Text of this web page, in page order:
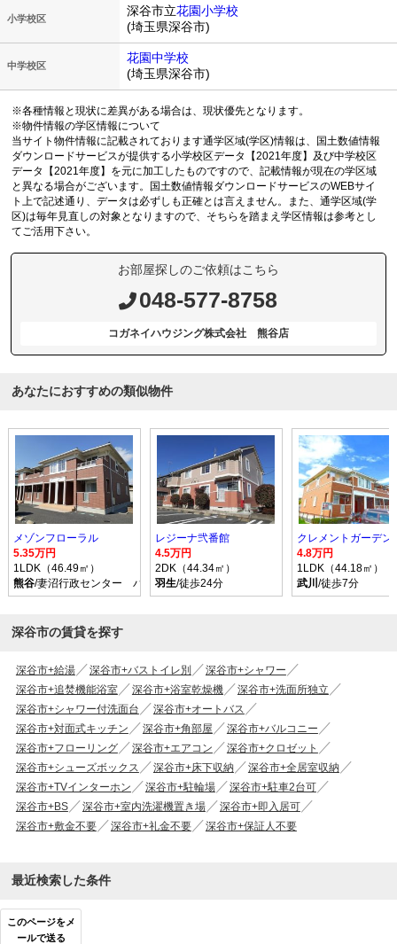
小学校区
深谷市立花園小学校
(埼玉県深谷市)
中学校区
花園中学校
(埼玉県深谷市)
※各種情報と現状に差異がある場合は、現状優先となります。
※物件情報の学区情報について
当サイト物件情報に記載されております通学区域(学区)情報は、国土数値情報
ダウンロードサービスが提供する小学校区データ【2021年度】及び中学校区
データ【2021年度】を元に加工したものですので、記載情報が現在の学区域
と異なる場合がございます。国土数値情報ダウンロードサービスのWEBサイ
ト上で記述通り、データは必ずしも正確とは言えません。また、通学区域(学
区)は毎年見直しの対象となりますので、そちらを踏まえ学区情報は参考とし
てご活用下さい。
お部屋探しのご依頼はこちら
048-577-8758
コガネイハウジング株式会社 熊谷店
あなたにおすすめの類似物件
メゾンフローラル
5.35万円
1LDK（46.49㎡）
熊谷/妻沼行政センター バス乗車時間34分 停歩5分
レジーナ弐番館
4.5万円
2DK（44.34㎡）
羽生/徒歩24分
4.8万円
1LDK（44.18㎡）
武川 /徒歩7分
深谷市の賃貸を探す
深谷市+給湯 深谷市+バストイレ別
深谷市+シャワー
深谷市+追焚機能浴室
深谷市+浴室乾燥機
深谷市+洗面所独立
深谷市+シャワー付洗面台
深谷市+オートバス
深谷市+対面式キッチン
深谷市+角部屋
深谷市+バルコニー
深谷市+フローリング
深谷市+エアコン
深谷市+クロゼット
深谷市+シューズボックス
深谷市+床下収納
深谷市+全居室収納
深谷市+TVインターホン
深谷市+駐輪場
深谷市+駐車2台可
深谷市+BS
深谷市+室内洗濯機置き場
深谷市+即入居可
深谷市+敷金不要
深谷市+礼金不要 深谷市+保証人不要
最近検索した条件
このページをメ
ールで送る